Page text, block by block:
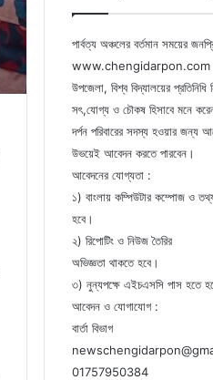
পার্বত্য অঞ্চলের বর্তমান সময়ের
www.chengidarpon.com (
উপজেলা, বিশ্ব বিদ্যালয়ের
সৎ,যোগ্য ও চৌকষ হিসাবে মনে
দর্পন পরিবারের সদস্য হওয়ার জন্য
উভয়েই আবেদন করতে পারবেন।
আবেদনের যোগ্যতা :
১) বাংলায় কম্পিউটার কম্পোজ ও
হবে।
২) রিপোটিং ও নিউজ তৈরির
অভিজ্ঞতা থাকতে হবে।
৩) নুন্যপক্ষে এইচএসসি পাস হতে
আবেদন ও যোগাযোগ :
বার্তা বিভাগ
01757950384